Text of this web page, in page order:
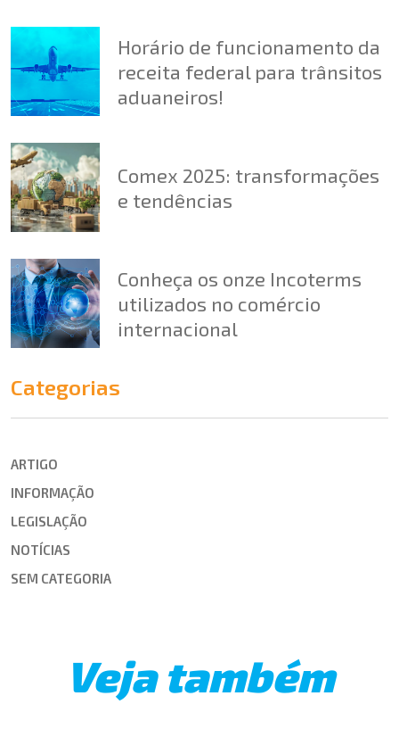
Horário de funcionamento da
receita federal para trânsitos
aduaneiros!
Comex 2025: transformações
e tendências
Conheça os onze Incoterms
utilizados no comércio
internacional
Categorias
ARTIGO
INFORMAÇÃO
LEGISLAÇÃO
NOTÍCIAS
SEM CATEGORIA
Veja também